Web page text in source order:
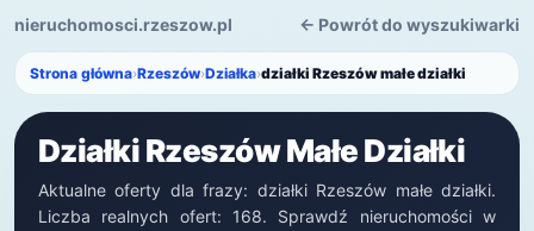
nieruchomosci.rzeszow.pl ← Powrót do wyszukiwarki
Strona główna›Rzeszów›Działka›działki Rzeszów małe działki
Działki Rzeszów Małe Działki
Aktualne oferty dla frazy: działki Rzeszów małe działki.
Liczba realnych ofert: 168. Sprawdź nieruchomości w